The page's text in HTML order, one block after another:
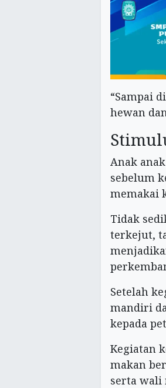
“Sampai
hewan
Anak
sebelum
memakai
Tidak
terkejut,
Setelah
mandiri
kepada
Kegiatan
makan
serta wali